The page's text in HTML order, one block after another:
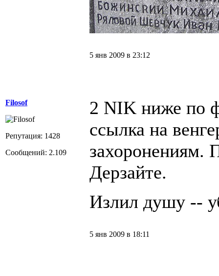
Filosof
Репутация: 1428
Сообщений: 2.109
5 янв 2009 в 23:12
2 NIK ниже по
ссылка на
захоронениям.
Дерзайте.
Излил душу --
5 янв 2009 в 18:11